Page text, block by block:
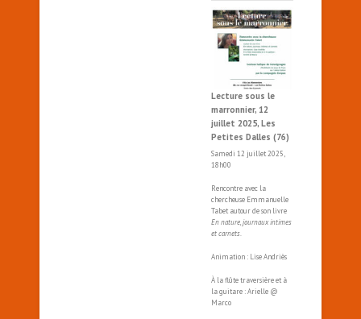
Lecture sous le
marronnier, 12
juillet 2025, Les
Petites Dalles (76)
Samedi 12 juillet 2025,
18h00
Rencontre avec la
chercheuse Emmanuelle
Tabet autour de son livre
En nature, journaux intimes
et carnets
Animation : Lise Andriès
À la flûte traversière et à
la guitare : Arielle @
Marco